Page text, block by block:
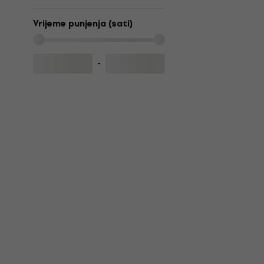
Vrijeme punjenja (sati)
-